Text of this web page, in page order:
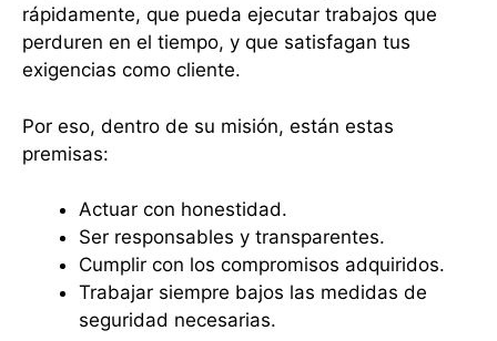
rápidamente, que pueda ejecutar trabajos que
perduren en el tiempo, y que satisfagan tus
exigencias como cliente.
Por eso, dentro de su misión, están estas
premisas:
Actuar con honestidad.
Ser responsables y transparentes.
Cumplir con los compromisos adquiridos.
Trabajar siempre bajos las medidas de
seguridad necesarias.